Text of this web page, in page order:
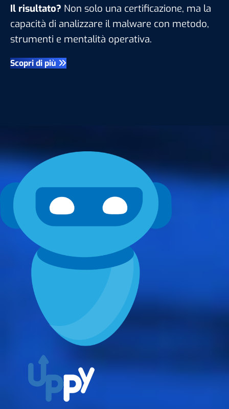
Il risultato? Non solo una certificazione, ma la
capacità di analizzare il malware con metodo,
strumenti e mentalità operativa.
Scopri di più